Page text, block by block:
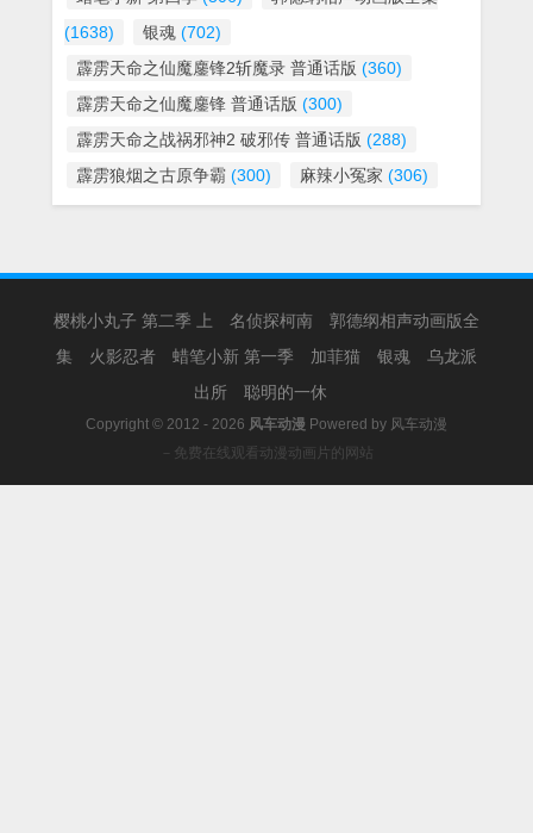
(1638)
银魂 (702)
霹雳天命之仙魔鏖锋2斩魔录 普通话版 (360)
霹雳天命之仙魔鏖锋 普通话版 (300)
霹雳天命之战祸邪神2 破邪传 普通话版 (288)
霹雳狼烟之古原争霸 (300) 麻辣小冤家 (306)
樱桃小丸子 第二季 上 名侦探柯南
郭德纲相声动画版全
集
火影忍者 蜡笔小新 第一季 加菲猫 银魂
乌龙派
出所
聪明的一休
Copyright © 2012 - 2026 风车动漫 Powered by 风车动漫
－免费在线观看动漫动画片的网站